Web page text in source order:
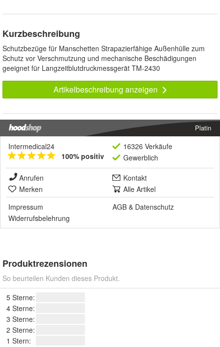
Kurzbeschreibung
Schutzbezüge für Manschetten Strapazierfähige Außenhülle zum
Schutz vor Verschmutzung und mechanische Beschädigungen
geeignet für Langzeitblutdruckmessgerät TM-2430
Artikelbeschreibung anzeigen
Platin
Intermedical24
100% positiv
16326 Verkäufe
Gewerblich
Anrufen
Kontakt
Merken
Alle Artikel
Impressum
AGB & Datenschutz
Widerrufsbelehrung
Produktrezensionen
So beurteilen Kunden dieses Produkt.
5 Sterne:
4 Sterne:
3 Sterne:
2 Sterne:
1 Stern: